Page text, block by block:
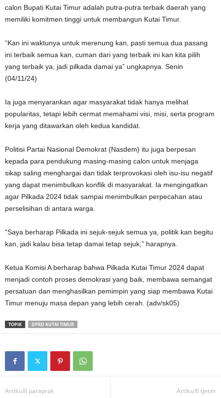
calon Bupati Kutai Timur adalah putra-putra terbaik daerah yang
memiliki komitmen tinggi untuk membangun Kutai Timur.
“Kan ini waktunya untuk merenung kan, pasti semua dua pasang
ini terbaik semua kan, cuman dari yang terbaik ini kan kita pilih
yang terbaik ya, jadi pilkada damai ya” ungkapnya. Senin
(04/11/24)
Ia juga menyarankan agar masyarakat tidak hanya melihat
popularitas, tetapi lebih cermat memahami visi, misi, serta program
kerja yang ditawarkan oleh kedua kandidat.
Politisi Partai Nasional Demokrat (Nasdem) itu juga berpesan
kepada para pendukung masing-masing calon untuk menjaga
sikap saling menghargai dan tidak terprovokasi oleh isu-isu negatif
yang dapat menimbulkan konflik di masyarakat. Ia mengingatkan
agar Pilkada 2024 tidak sampai menimbulkan perpecahan atau
perselisihan di antara warga.
“Saya berharap Pilkada ini sejuk-sejuk semua ya, politik kan begitu
kan, jadi kalau bisa tetap damai tetap sejuk,” harapnya.
Ketua Komisi A berharap bahwa Pilkada Kutai Timur 2024 dapat
menjadi contoh proses demokrasi yang baik, membawa semangat
persatuan dan menghasilkan pemimpin yang siap membawa Kutai
Timur menuju masa depan yang lebih cerah. (adv/sk05)
TOPIK DPRD KUTAI TIMUR
Artikulli paraprak Artikulli tjetër